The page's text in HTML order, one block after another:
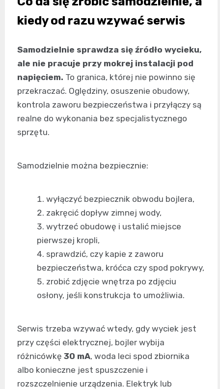
kiedy od razu wzywać serwis
Samodzielnie sprawdza się źródło wycieku,
ale nie pracuje przy mokrej instalacji pod
napięciem. To granica, której nie powinno się
przekraczać. Oględziny, osuszenie obudowy,
kontrola zaworu bezpieczeństwa i przyłączy są
realne do wykonania bez specjalistycznego
sprzętu.
Samodzielnie można bezpiecznie:
wyłączyć bezpiecznik obwodu bojlera,
zakręcić dopływ zimnej wody,
wytrzeć obudowę i ustalić miejsce
pierwszej kropli,
sprawdzić, czy kapie z zaworu
bezpieczeństwa, króćca czy spod pokrywy,
zrobić zdjęcie wnętrza po zdjęciu
osłony, jeśli konstrukcja to umożliwia.
Serwis trzeba wzywać wtedy, gdy wyciek jest
przy części elektrycznej, bojler wybija
różnicówkę 30 mA, woda leci spod zbiornika
albo konieczne jest spuszczenie i
rozszczelnienie urządzenia. Elektryk lub